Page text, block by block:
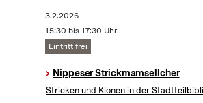
3.2.2026
15:30 bis 17:30 Uhr
Eintritt frei
Nippeser Strickmamsellcher
Stricken und Klönen in der